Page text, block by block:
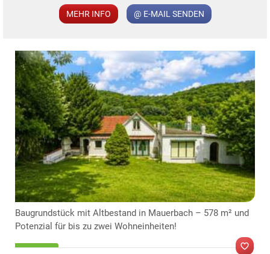
MEHR INFO @ E-MAIL SENDEN
Baugrundstück mit Altbestand in Mauerbach – 578 m² und
Potenzial für bis zu zwei Wohneinheiten!